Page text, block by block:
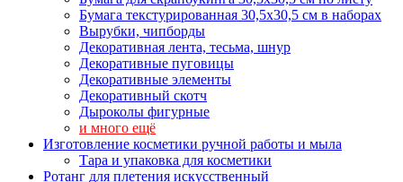
Бумага текстурированная 30,5х30,5 см в наборах
Вырубки, чипборды
Декоративная лента, тесьма, шнур
Декоративные пуговицы
Декоративные элементы
Декоративный скотч
Дыроколы фигурные
и много ещё
Изготовление косметики ручной работы и мыла
Тара и упаковка для косметики
Ротанг для плетения искусственный